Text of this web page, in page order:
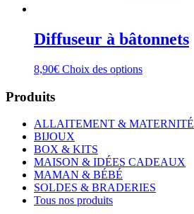
Diffuseur à bâtonnets
8,90€ Choix des optionsCe
variations.
Les
peuvent
être
choisies
sur
Produits
ALLAITEMENT & MATERNITÉ
BIJOUX
BOX & KITS
MAISON & IDÉES CADEAUX
MAMAN & BÉBÉ
SOLDES & BRADERIES
Tous nos produits